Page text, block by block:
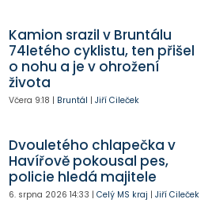
Kamion srazil v Bruntálu
74letého cyklistu, ten přišel
o nohu a je v ohrožení
života
Včera 9:18 | Bruntál | Jiří Cileček
Dvouletého chlapečka v
Havířově pokousal pes,
policie hledá majitele
6. srpna 2026 14:33 | Celý MS kraj | Jiří Cileček